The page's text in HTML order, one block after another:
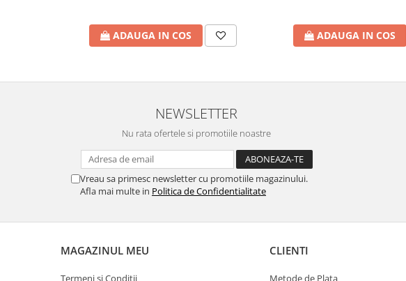
ADAUGA IN COS ADAUGA IN COS
NEWSLETTER
Nu rata ofertele si promotiile noastre
Vreau sa primesc newsletter cu promotiile magazinului.
Afla mai multe in Politica de Confidentialitate
MAGAZINUL MEU
Termeni si Conditii
CLIENTI
Metode de Plata